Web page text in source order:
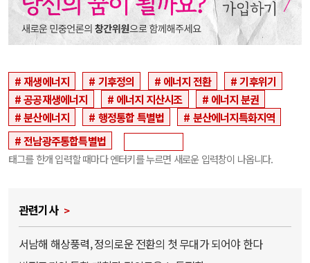
재생에너지 기후정의 에너지 전환
기후위기
공공재생에너지
에너지 지산시조
에너지 분권
분산에너지
행정통합 특별법
분산에너지특화지역
전남광주통합특별법
태그를 한개 입력할 때마다 엔터키를 누르면 새로운 입력창이 나옵니다.
관련기사
서남해 해상풍력, 정의로운 전환의 첫 무대가 되어야 한다